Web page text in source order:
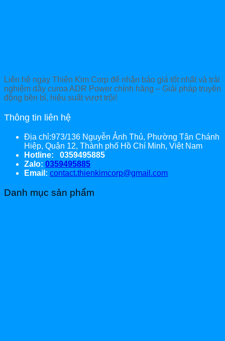
Liên hệ ngay Thiên Kim Corp để nhận báo giá tốt nhất và trải
nghiệm dây curoa ADR Power chính hãng – Giải pháp truyền
động bền bỉ, hiệu suất vượt trội!
Thông tin liên hệ
Địa chỉ:973/136 Nguyễn Ảnh Thủ, Phường Tân Chánh
Hiệp, Quận 12, Thành phố Hồ Chí Minh, Việt Nam
Hotline: 0359495885
Zalo: 0359495885
Email: contact.thienkimcorp@gmail.com
Danh mục sản phẩm